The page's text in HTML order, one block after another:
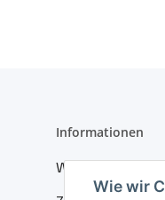
Informationen
Wir über uns
Wie wir